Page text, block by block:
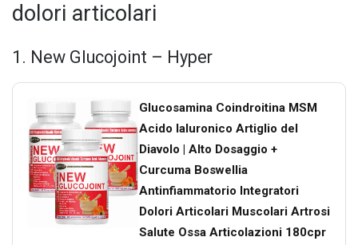
dolori articolari
1. New Glucojoint – Hyper
Glucosamina Coindroitina MSM
Acido Ialuronico Artiglio del
Diavolo | Alto Dosaggio +
Curcuma Boswellia
Antinfiammatorio Integratori
Dolori Articolari Muscolari Artrosi
Salute Ossa Articolazioni 180cpr